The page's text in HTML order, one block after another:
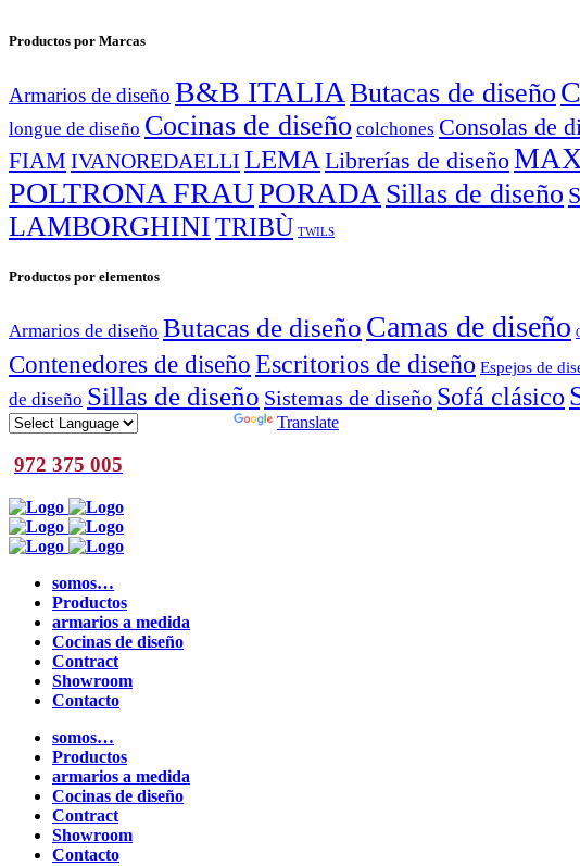
Productos por Marcas
Armarios de diseño B&B ITALIAButacas de diseño
longue de diseño Cocinas de diseño colchones Consolas de
FIAM IVANOREDAELLI LEMA Librerías de diseño
POLTRONA FRAUPORADASillas de diseño
LAMBORGHINITRIBÙ TWILS
Productos por elementos
Armarios de diseño Butacas de diseño Camas de diseño
Contenedores de diseño Escritorios de diseño Espejos de
de diseño Sillas de diseño Sistemas de diseño Sofá clásico
Translate
972 375 005
somos…
Productos
armarios a medida
Cocinas de diseño
Contract
Showroom
Contacto
somos…
Productos
armarios a medida
Cocinas de diseño
Contract
Showroom
Contacto